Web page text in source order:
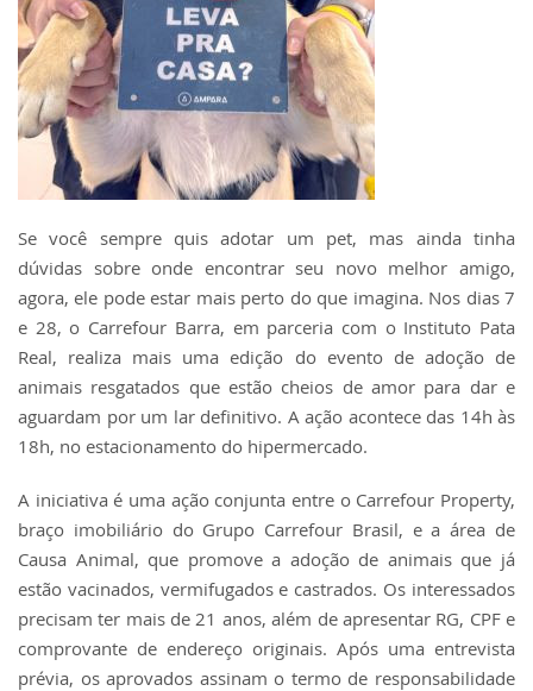
Se você sempre quis adotar um pet, mas ainda tinha
dúvidas sobre onde encontrar seu novo melhor amigo,
agora, ele pode estar mais perto do que imagina. Nos dias 7
e 28, o Carrefour Barra, em parceria com o Instituto Pata
Real, realiza mais uma edição do evento de adoção de
animais resgatados que estão cheios de amor para dar e
aguardam por um lar definitivo. A ação acontece das 14h às
18h, no estacionamento do hipermercado.
A iniciativa é uma ação conjunta entre o Carrefour Property,
braço imobiliário do Grupo Carrefour Brasil, e a área de
Causa Animal, que promove a adoção de animais que já
estão vacinados, vermifugados e castrados. Os interessados
precisam ter mais de 21 anos, além de apresentar RG, CPF e
comprovante de endereço originais. Após uma entrevista
prévia, os aprovados assinam o termo de responsabilidade